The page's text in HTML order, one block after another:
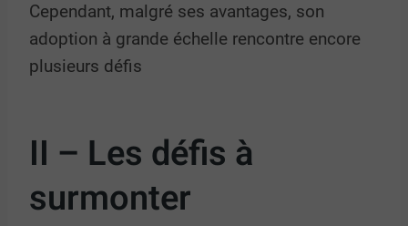
Cependant, malgré ses avantages, son
adoption à grande échelle rencontre encore
plusieurs défis
II – Les défis à
surmonter